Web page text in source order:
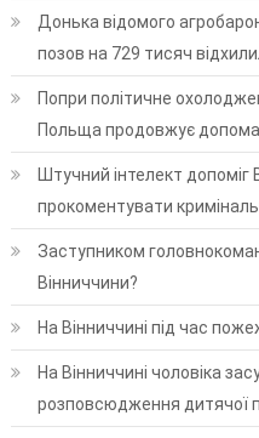
Донька відомого
позов на 729 тисяч
Попри політичне
Польща продовжує
Штучний інтелект допоміг
прокоментувати
Заступником
Вінниччини?
На Вінниччині під час
На Вінниччині чоловіка
розповсюдження дитячої